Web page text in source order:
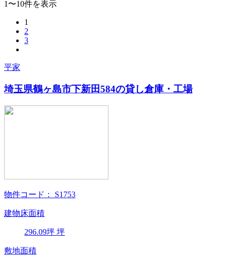
1〜10件を表示
1
2
3
平家
埼玉県鶴ヶ島市下新田584の貸し倉庫・工場
物件コード： S1753
建物床面積
296.09坪 坪
敷地面積